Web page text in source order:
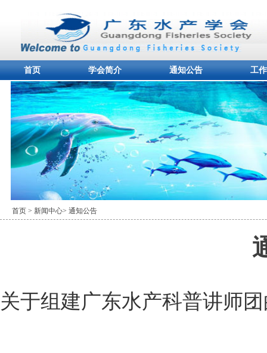
首页 学会简介 通知公告 工
首页 > 新闻中心> 通知公告
关于组建广东水产科普讲师